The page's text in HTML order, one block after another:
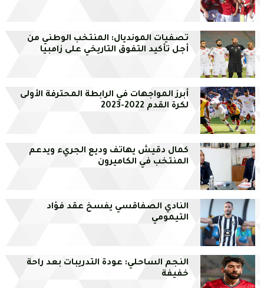
تصفيات المونديال: المنتخب الوطني من
أجل تأكيد التفوق التاريخي على زامبيا
أبرز المواجهات في الرابطة المحترفة الأولى
لكرة القدم 2022-2023
كمال دقيش يهاتف وديع الجريء ويدعم
المنتخب في الكاميرون
النادي الصفاقسي يفسخ عقد فؤاد
التيمومي
النجم الساحلي: عودة التدريبات بعد راحة
خفيفة